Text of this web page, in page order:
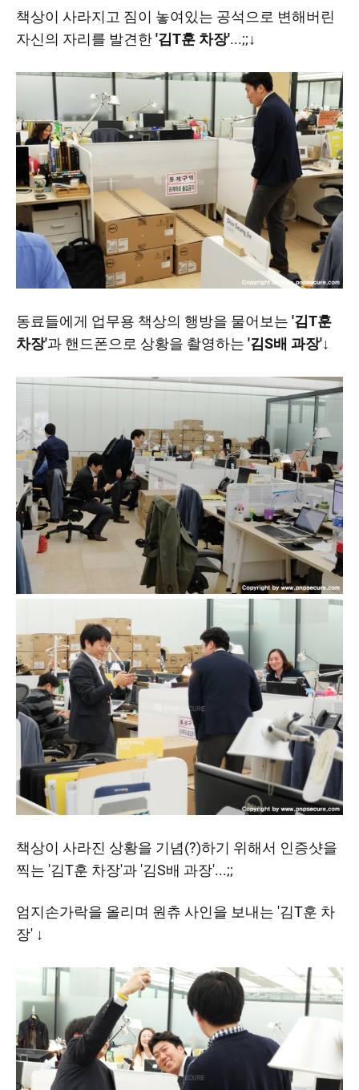
책상이 사라지고 짐이 놓여있는 공석으로 변해버린
자신의 자리를 발견한'김T훈 차장'...;;↓
동료들에게 업무용 책상의 행방을 물어보는 '김T훈
차장'과 핸드폰으로 상황을 촬영하는 '김S배 과장'↓
​책상이 사라진 상황을 기념(?)하기 위해서 인증샷을
찍는 '김T훈 차장'과 '김S배 과장'...;;
엄지손가락을 올리며 원츄 사인을 보내는 '김T훈 차
장' ↓